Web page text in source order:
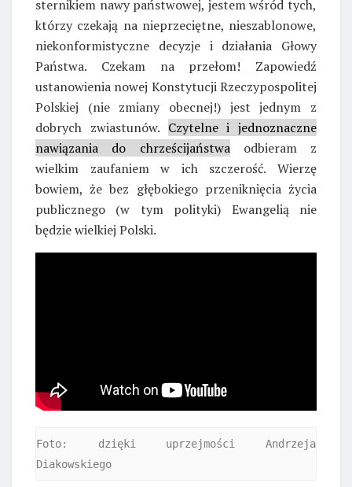
sternikiem nawy państwowej, jestem wśród tych,
którzy czekają na nieprzeciętne, nieszablonowe,
niekonformistyczne decyzje i działania Głowy
Państwa. Czekam na przełom! Zapowiedź
ustanowienia nowej Konstytucji Rzeczypospolitej
Polskiej (nie zmiany obecnej!) jest jednym z
dobrych zwiastunów. Czytelne i jednoznaczne
nawiązania do chrześcijaństwaodbieram z
wielkim zaufaniem w ich szczerość. Wierzę
bowiem, że bez głębokiego przeniknięcia życia
publicznego (w tym polityki) Ewangelią nie
będzie wielkiej Polski.
Foto: dzięki uprzejmości Andrzeja
Diakowskiego